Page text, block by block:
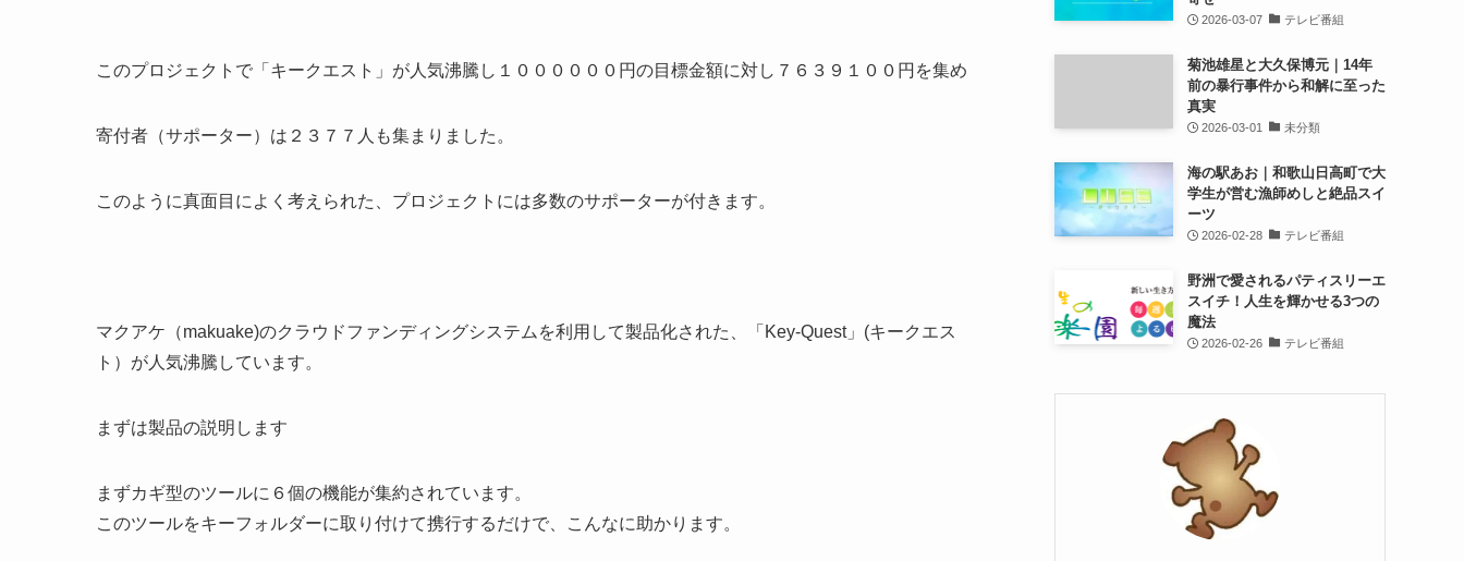
このプロジェクトで「キークエスト」が人気沸騰し１００００００円の目標金額に対し７６３９１００円を集め
寄付者（サポーター）は２３７７人も集まりました。
このように真面目によく考えられた、プロジェクトには多数のサポーターが付きます。
マクアケ（makuake)のクラウドファンディングシステムを利用して製品化された、「Key-Quest」(キークエス
ト）が人気沸騰しています。
まずは製品の説明します
まずカギ型のツールに６個の機能が集約されています。
このツールをキーフォルダーに取り付けて携行するだけで、こんなに助かります。
2026-03-07 テレビ番組
菊池雄星と大久保博元｜14年
前の暴行事件から和解に至った
真実
2026-03-01 未分類
海の駅あお｜和歌山日高町で大
学生が営む漁師めしと絶品スイ
ーツ
2026-02-28 テレビ番組
野洲で愛されるパティスリーエ
スイチ！人生を輝かせる3つの
魔法
2026-02-26 テレビ番組